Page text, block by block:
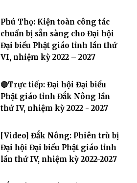
Phú Thọ: Kiện toàn công tác
chuẩn bị sẵn sàng cho Đại hội
Đại biểu Phật giáo tỉnh lần thứ
VI, nhiệm kỳ 2022 – 2027
🔴Trực tiếp: Đại hội Đại biểu
Phật giáo tỉnh Đắk Nông lần
thứ IV, nhiệm kỳ 2022 - 2027
[Video] Đắk Nông: Phiên trù bị
Đại hội Đại biểu Phật giáo tỉnh
lần thứ IV, nhiệm kỳ 2022-2027